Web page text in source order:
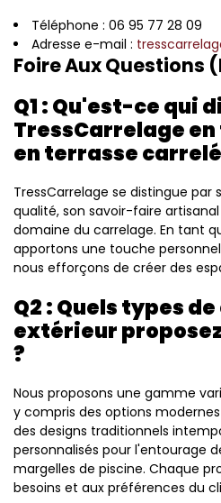
Téléphone : 06 95 77 28 09
Adresse e-mail :
Foire Aux Questions
Q1 : Qu'est-ce qui
TressCarrelage
en terrasse
TressCarrelage se distingue
qualité, son savoir-faire
domaine du carrelage. En tant
apportons une touche
nous efforçons de créer des
Q2 : Quels types
extérieur
?
Nous proposons une gamme
y compris des options
des designs traditionnels
personnalisés pour l'entourage
margelles de piscine. Chaque
besoins et aux préférences du